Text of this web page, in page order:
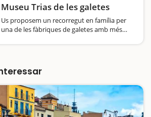
Museu Trias de les galetes
Us proposem un recorregut en família per
una de les fàbriques de galetes amb més